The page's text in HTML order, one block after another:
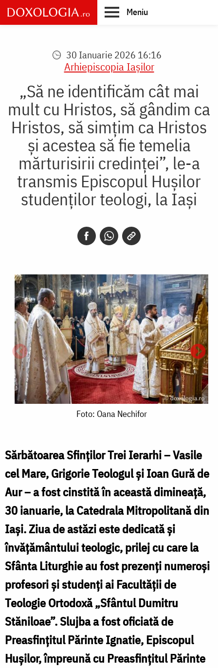
Skip
to
main
Meniu
30 Ianuarie 2026 16:16
Arhiepiscopia Iaşilor
„Să ne identificăm cât mai
mult cu Hristos, să gândim ca
Hristos, să simțim ca Hristos
și acestea să fie temelia
mărturisirii credinței”, le-a
transmis Episcopul Hușilor
studenților teologi, la Iași
Foto: Oana Nechifor
Sărbătoarea Sfinților Trei Ierarhi – Vasile
cel Mare, Grigorie Teologul și Ioan Gură de
Aur – a fost cinstită în această dimineață,
30 ianuarie, la Catedrala Mitropolitană din
Iași. Ziua de astăzi este dedicată și
învățământului teologic, prilej cu care la
Sfânta Liturghie au fost prezenți numeroși
profesori și studenți ai Facultății de
Teologie Ortodoxă „Sfântul Dumitru
Stăniloae”. Slujba a fost oficiată de
Preasfințitul Părinte Ignatie, Episcopul
Hușilor, împreună cu Preasfințitul Părinte